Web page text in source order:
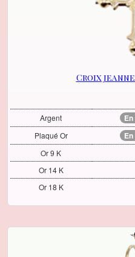
Croix
Argent
Plaqué Or
Or 9 K
Or 14 K
Or 18 K